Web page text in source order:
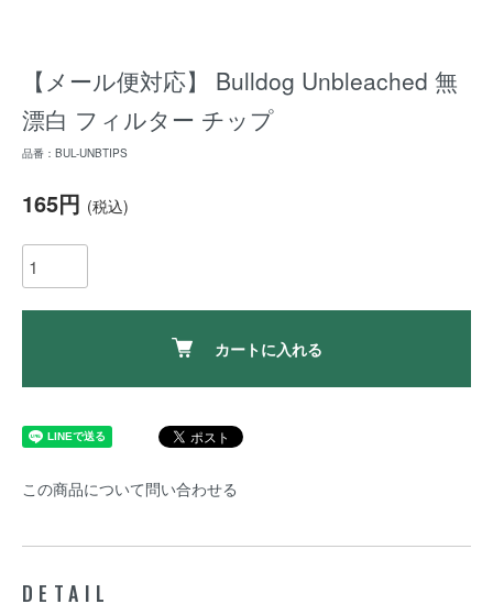
【メール便対応】 Bulldog Unbleached 無
漂白 フィルター チップ
品番：BUL-UNBTIPS
165円 (税込)
カートに入れる
この商品について問い合わせる
DETAIL